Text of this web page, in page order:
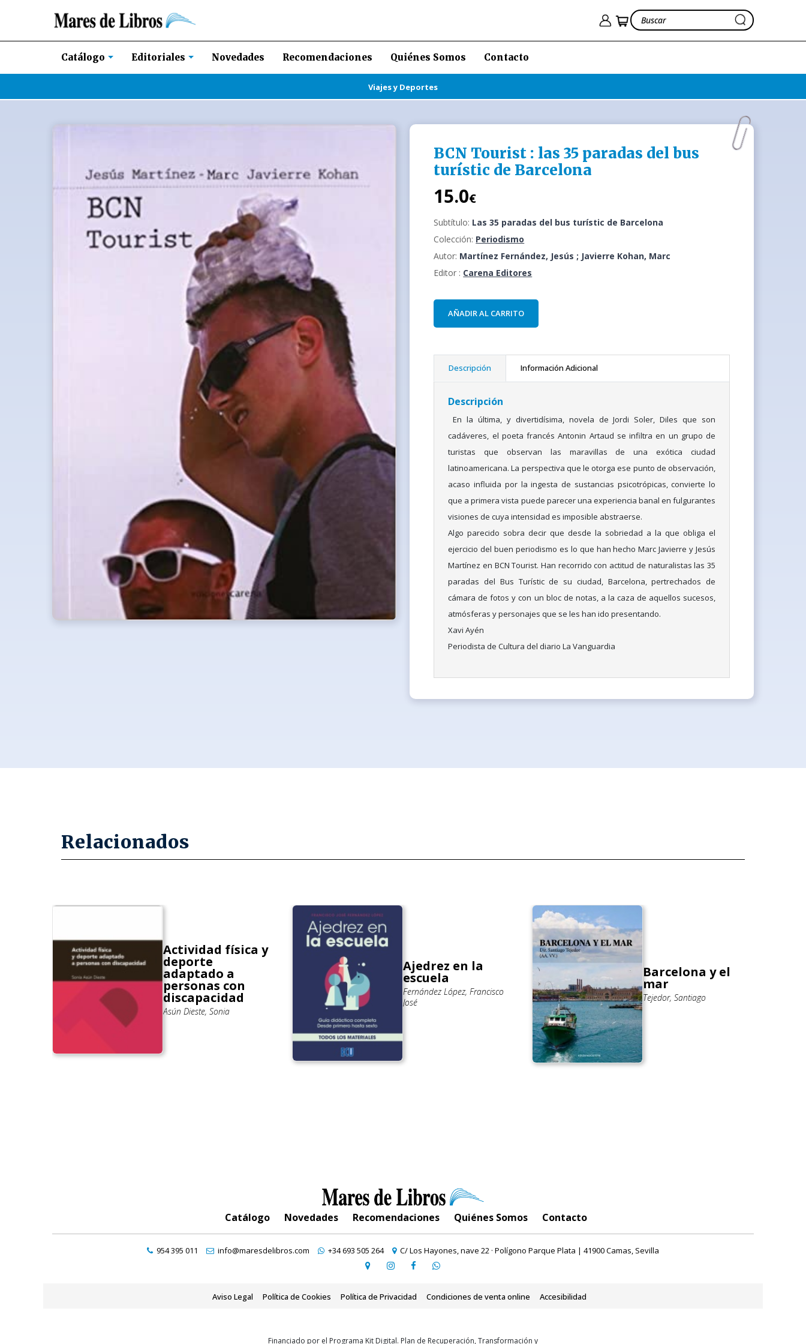
Catálogo Editoriales Novedades Recomendaciones Quiénes Somos Contacto
Viajes y Deportes
BCN Tourist : las 35 paradas del bus
turístic de Barcelona
15.0€
Subtítulo: Las 35 paradas del bus turístic de Barcelona
Colección: Periodismo
Autor: Martínez Fernández, Jesús ; Javierre Kohan, Marc
Editor : Carena Editores
AÑADIR AL CARRITO
Descripción Información Adicional
Descripción
En la última, y divertidísima, novela de Jordi Soler, Diles que son
cadáveres, el poeta francés Antonin Artaud se infiltra en un grupo de
turistas que observan las maravillas de una exótica ciudad
latinoamericana. La perspectiva que le otorga ese punto de observación,
acaso influida por la ingesta de sustancias psicotrópicas, convierte lo
que a primera vista puede parecer una experiencia banal en fulgurantes
visiones de cuya intensidad es imposible abstraerse.
Algo parecido sobra decir que desde la sobriedad a la que obliga el
ejercicio del buen periodismo es lo que han hecho Marc Javierre y Jesús
Martínez en BCN Tourist. Han recorrido con actitud de naturalistas las 35
paradas del Bus Turístic de su ciudad, Barcelona, pertrechados de
cámara de fotos y con un bloc de notas, a la caza de aquellos sucesos,
atmósferas y personajes que se les han ido presentando.
Xavi Ayén
Periodista de Cultura del diario La Vanguardia
Relacionados
Actividad física y
deporte
adaptado a
personas con
discapacidad
Asún Dieste, Sonia
Ajedrez en la
escuela
Fernández López, Francisco
José
Barcelona y el
mar
Tejedor, Santiago
Catálogo Novedades Recomendaciones Quiénes Somos Contacto
954 395 011 info@maresdelibros.com +34 693 505 264 C/ Los Hayones, nave 22 · Polígono Parque Plata | 41900 Camas, Sevilla
Aviso Legal Política de Cookies Política de Privacidad Condiciones de venta online Accesibilidad
Financiado por el Programa Kit Digital. Plan de Recuperación, Transformación y